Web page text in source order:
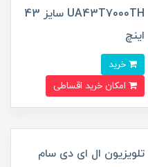
UA43T7000TH سایز 43
اینچ
تلویزیون ال ای دی سام